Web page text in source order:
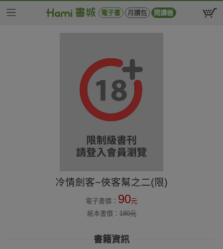
電子書 月讀包 閱讀器
冷情劍客~俠客幫之二(限)
電子書價： 90元
紙本書價：180元
書籍資訊